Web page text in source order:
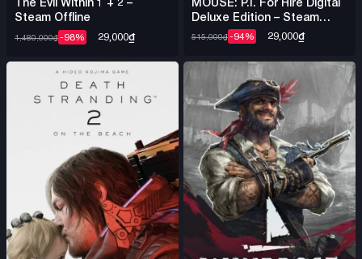
Steam Offline
1,480,000₫-98% 29,000₫
Deluxe Edition – Steam
Offline
515,000₫-94% 29,000₫